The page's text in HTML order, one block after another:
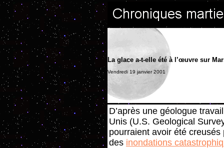
La glace a-t-elle été à l’œuvre sur
Vendredi 19 janvier 2001
D’après une géologue
Unis (U.S. Geological
pourraient avoir été
des inondations